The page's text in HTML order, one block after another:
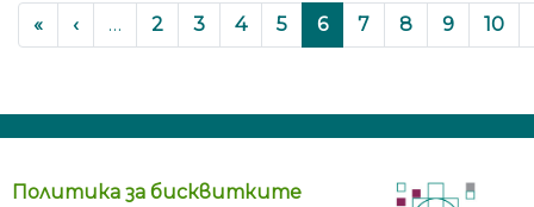
Pagination
«« First
‹‹‹ … Page
2 Page
3 Page
4 Page
5
Current
page
6 Page
7 Page
8 Page
9 Page
10
Политика за бисквитките